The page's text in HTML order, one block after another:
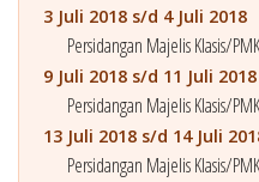
3 Juli 2018 s/d 4 Juli 2018
Persidangan Majelis Klasis/
9 Juli 2018 s/d 11 Juli 2018
Persidangan Majelis Klasis/
13 Juli 2018 s/d 14 Juli
Persidangan Majelis Klasis/